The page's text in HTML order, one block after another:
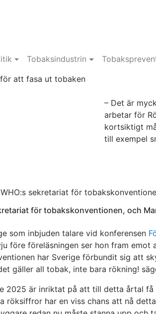
Tobaksindustrin
att fasa ut tobaken
– Det är
arbetar för
kortsiktigt
till exempel
sekretariat för
för tobakskonventionen, och
som inbjuden talare vid konferensen
före föreläsningen ser hon fram
har Sverige förbundit sig att
gäller all tobak, inte bara rökning!
2025 är inriktat på att till detta årtal
röksiffror har en viss chans att nå